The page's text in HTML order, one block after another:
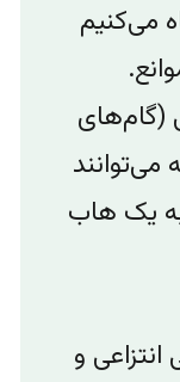
می‌کنیم
یک هاب
و